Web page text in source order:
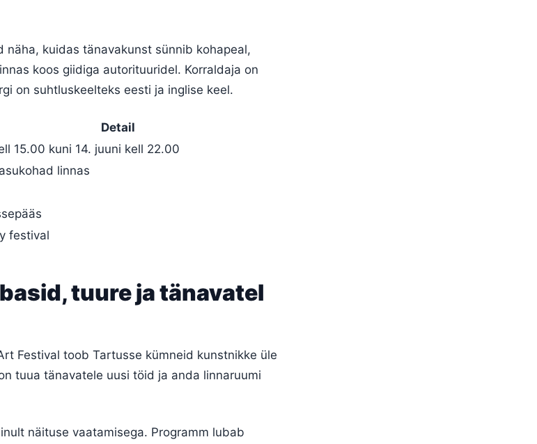
näha, kuidas tänavakunst sünnib kohapeal,
koos giidiga autorituuridel. Korraldaja on
on suhtluskeelteks eesti ja inglise keel.
Detail
15.00 kuni 14. juuni kell 22.00
linnas
festival
tuure ja tänavatel
Festival toob Tartusse kümneid kunstnikke üle
tuua tänavatele uusi töid ja anda linnaruumi
näituse vaatamisega. Programm lubab